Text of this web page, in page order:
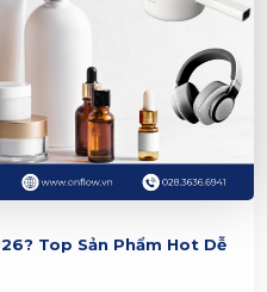
Top Sản Phẩm Hot Dễ